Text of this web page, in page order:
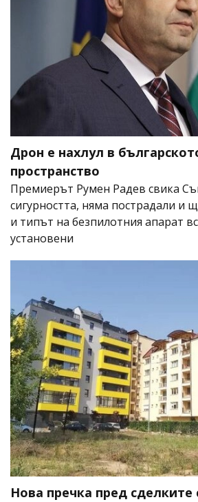
Дрон е нахлул в
пространство
Премиерът Румен Радев свика
сигурността, няма пострадали и
и типът на безпилотния апарат
установени
Нова пречка пред